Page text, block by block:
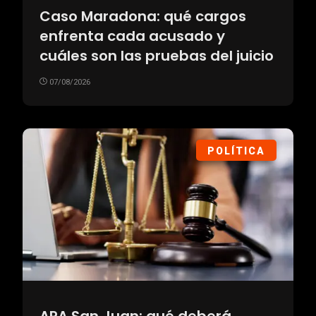
Caso Maradona: qué cargos
enfrenta cada acusado y
cuáles son las pruebas del juicio
07/08/2026
POLÍTICA